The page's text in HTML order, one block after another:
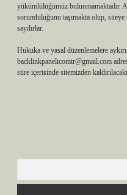
yükümlülüğümüz bulunmamaktadır.
sorumluluğunu taşımakta olup,
sayılırlar.
Hukuka ve yasal düzenlemelere
backlinkpanelicomtr@gmail.com
süre içerisinde sitemizden